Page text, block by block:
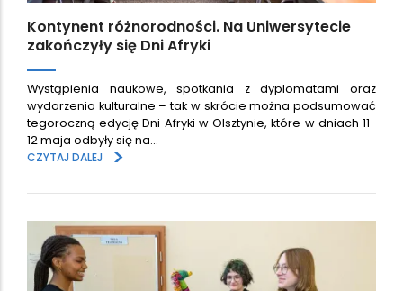
Kontynent różnorodności. Na Uniwersytecie
zakończyły się Dni Afryki
Wystąpienia naukowe, spotkania z dyplomatami oraz
wydarzenia kulturalne – tak w skrócie można podsumować
tegoroczną edycję Dni Afryki w Olsztynie, które w dniach 11-
12 maja odbyły się na…
CZYTAJ DALEJ
>